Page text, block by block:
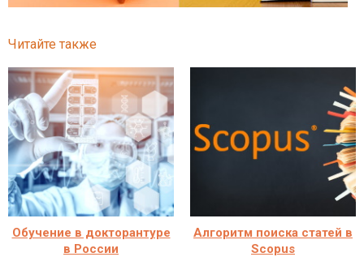
Читайте также
Обучение в докторантуре
в России
Алгоритм поиска статей в
Scopus